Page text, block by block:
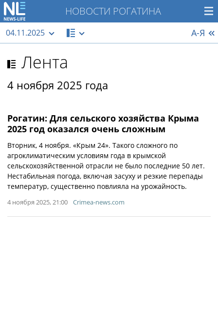
НОВОСТИ РОГАТИНА
04.11.2025 А-Я
Лента
4 ноября 2025 года
Рогатин: Для сельского хозяйства Крыма
2025 год оказался очень сложным
Вторник, 4 ноября. «Крым 24». Такого сложного по
агроклиматическим условиям года в крымской
сельскохозяйственной отрасли не было последние 50 лет.
Нестабильная погода, включая засуху и резкие перепады
температур, существенно повлияла на урожайность.
4 ноября 2025, 21:00 Crimea-news.com